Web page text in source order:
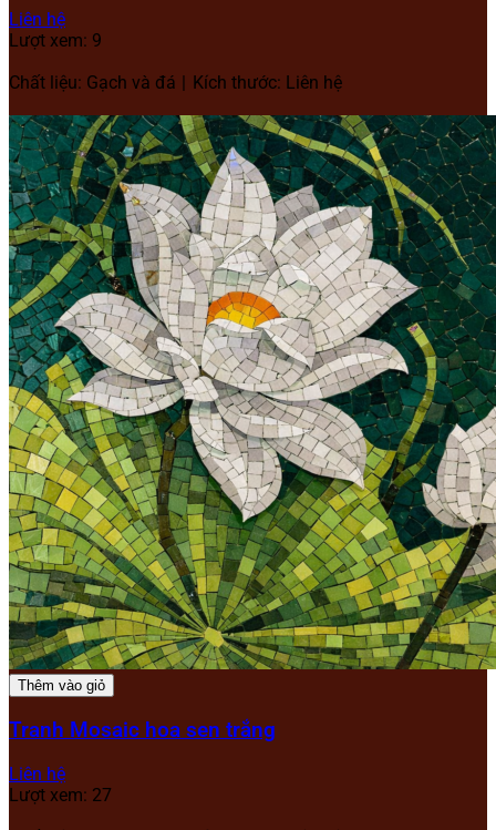
Liên hệ
Lượt xem: 9
Chất liệu: Gạch và đá
Kích thước: Liên hệ
Thêm vào giỏ
Tranh Mosaic hoa sen trắng
Liên hệ
Lượt xem: 27